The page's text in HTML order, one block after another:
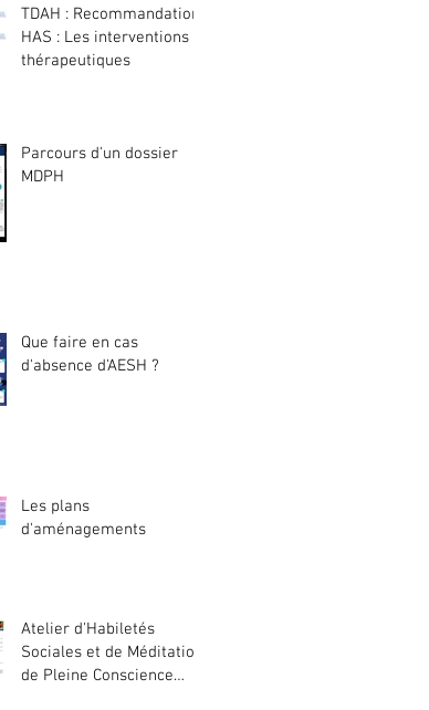
TDAH : Recommandation
HAS : Les interventions
thérapeutiques
Parcours d'un dossier
MDPH
Que faire en cas
d'absence d'AESH ?
Les plans
d'aménagements
Atelier d'Habiletés
Sociales et de Méditation
de Pleine Conscience